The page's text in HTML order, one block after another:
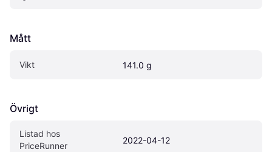
Mått
Vikt 141.0 g
Övrigt
Listad hos
PriceRunner
2022-04-12